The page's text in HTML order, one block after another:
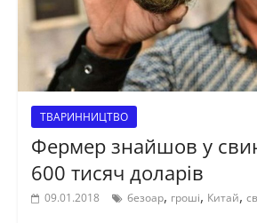
ТВАРИННИЦТВО
Фермер знайшов у
600 тисяч доларів
09.01.2018 безоар, гроші, Китай,